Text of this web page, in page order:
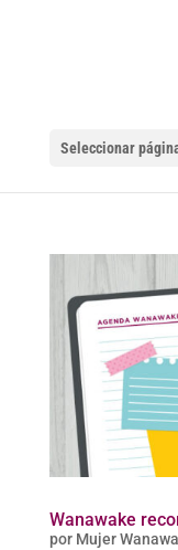
Seleccionar
Wanawake
por Mujer